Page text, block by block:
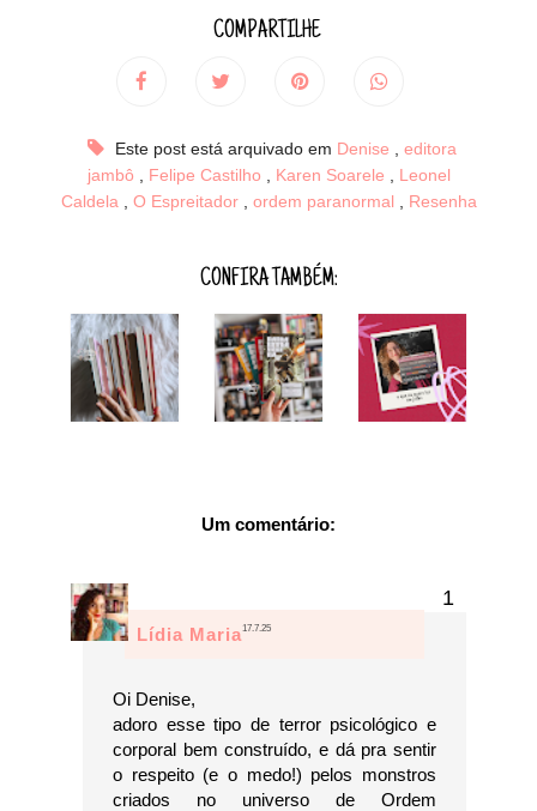
COMPARTILHE
Este post está arquivado em Denise , editora
jambô , Felipe Castilho , Karen Soarele , Leonel
Caldela , O Espreitador , ordem paranormal , Resenha
CONFIRA TAMBÉM:
Um comentário:
Lídia Maria17.7.25
Oi Denise,
adoro esse tipo de terror psicológico e
corporal bem construído, e dá pra sentir
o respeito (e o medo!) pelos monstros
criados no universo de Ordem